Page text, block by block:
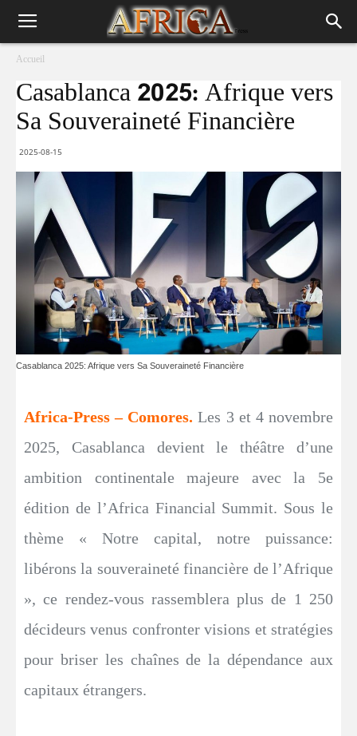
Accueil
Casablanca 2025: Afrique vers
Sa Souveraineté Financière
2025-08-15
Casablanca 2025: Afrique vers Sa Souveraineté Financière
Africa-Press – Comores.Les 3 et 4 novembre
2025, Casablanca devient le théâtre d’une
ambition continentale majeure avec la 5e
édition de l’Africa Financial Summit. Sous le
thème « Notre capital, notre puissance:
libérons la souveraineté financière de l’Afrique
», ce rendez-vous rassemblera plus de 1 250
décideurs venus confronter visions et stratégies
pour briser les chaînes de la dépendance aux
capitaux étrangers.